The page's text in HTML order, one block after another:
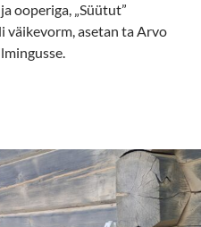
ooperiga, „Süütut”
väikevorm, asetan ta Arvo
hiilgab